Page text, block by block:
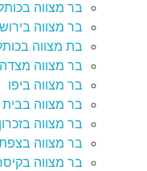
בר מצווה
בר מצווה
בת מצווה
בר מצווה מצדה
בר מצווה ביפו
בר מצווה
בר מצווה
בר מצווה
בר מצווה